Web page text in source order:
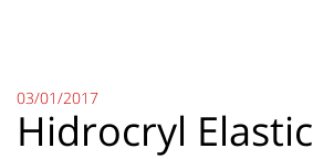
03/01/2017
Hidrocryl Elastic